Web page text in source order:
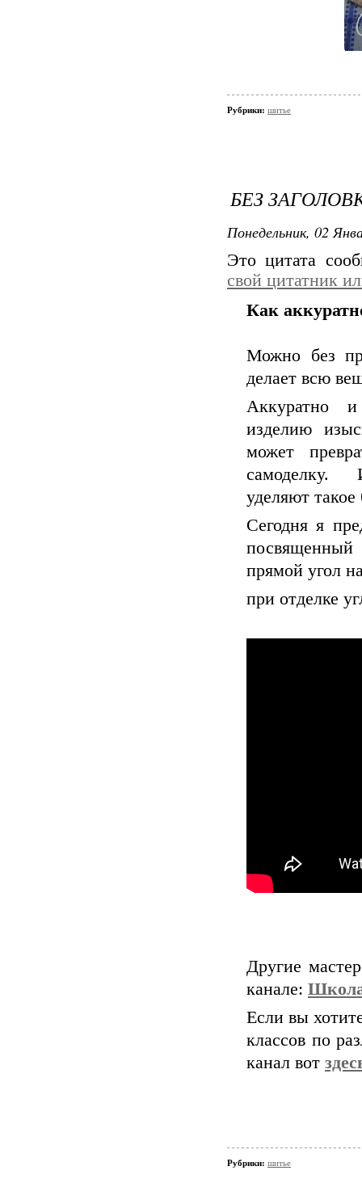
Рубрики: шитье
БЕЗ
Понедельник, 02
Это цитата
свой цитатник
Как
Можно без
делает всю
Аккуратно
изделию
может
самоделку.
уделяют
Сегодня я
посвященный
прямой угол
при отделке
Другие
канале:
Если вы
классов по
канал вот
Рубрики: шитье